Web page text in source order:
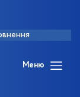
Меню